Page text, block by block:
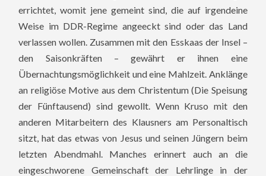
errichtet, womit jene gemeint sind, die auf irgendeine
Weise im DDR-Regime angeeckt sind oder das Land
verlassen wollen. Zusammen mit den Esskaas der Insel –
den Saisonkräften – gewährt er ihnen eine
Übernachtungsmöglichkeit und eine Mahlzeit. Anklänge
an religiöse Motive aus dem Christentum (Die Speisung
der Fünftausend) sind gewollt. Wenn Kruso mit den
anderen Mitarbeitern des Klausners am Personaltisch
sitzt, hat das etwas von Jesus und seinen Jüngern beim
letzten Abendmahl. Manches erinnert auch an die
eingeschworene Gemeinschaft der Lehrlinge in der